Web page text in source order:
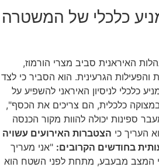
כלכלי של המשטרה
האיראנית סביב מצרי הורמוז,
והפעילות הגרעינית. הוא הסביר כי לצד
כלכלי לניסיון האיראני להשפיע על
כלכלית, הם צריכים את הכסף",
ספינות יכולה להוות מקור הכנסה
העריך כי הצטברות האירועים עשויה
בחודשים הקרובים: "אני מעריך
המצב מבעבע, מתחת לפני השטח הוא